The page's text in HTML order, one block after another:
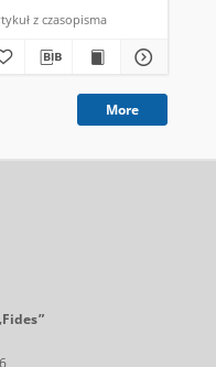
z czasopisma
More